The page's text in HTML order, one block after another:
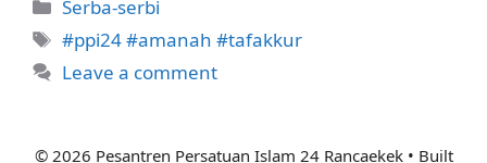
Serba-serbi
Tags
#ppi24 #amanah #tafakkur
Leave a comment
© 2026 Pesantren Persatuan Islam 24 Rancaekek• Built